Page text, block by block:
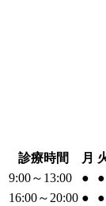
診療時間 月
9:00～13:00
● ●
16:00～20:00 ● ●